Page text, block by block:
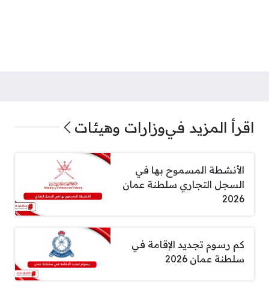
اقرأ المزيد فيوزارات وهيئات
الأنشطة المسموح بها في
السجل التجاري سلطنة عمان
2026
كم رسوم تجديد الإقامة في
سلطنة عمان 2026